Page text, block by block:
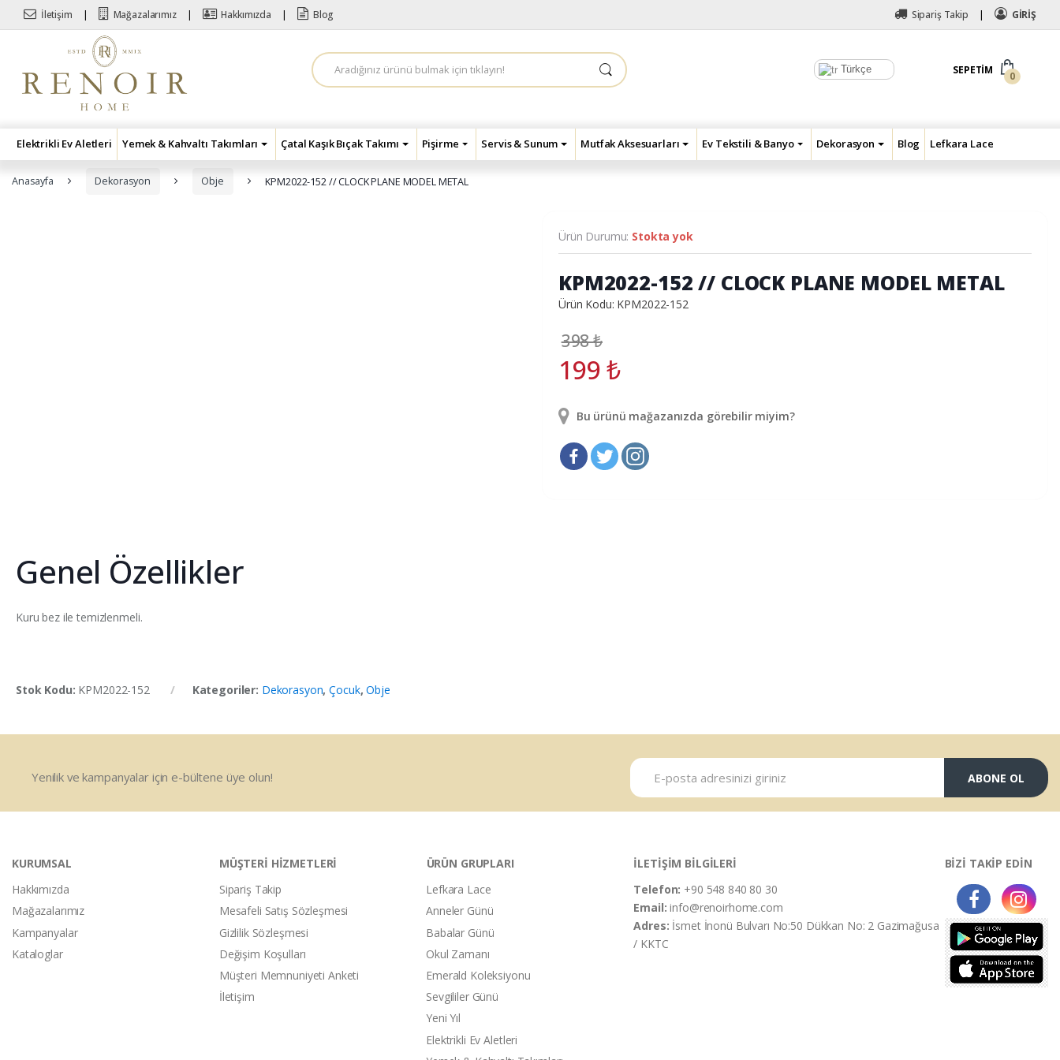
Skip to navigation
Skip to content
İletişim Mağazalarımız Hakkımızda Blog Sipariş Takip GİRİŞ
Türkçe
A
r
a
SEPETIM
0
Elektrikli Ev Aletleri Yemek & Kahvaltı Takımları Çatal Kaşık Bıçak Takımı Pişirme Servis & Sunum Mutfak Aksesuarları Ev Tekstili & Banyo Dekorasyon Blog Lefkara Lace
Anasayfa Dekorasyon Obje KPM2022-152 // CLOCK PLANE MODEL METAL
Genel Özellikler
Kuru bez ile temizlenmeli.
Stok Kodu: KPM2022-152 Kategoriler: Dekorasyon,Çocuk,Obje
Ürün Durumu: Stokta yok
KPM2022-152 // CLOCK PLANE MODEL METAL
Ürün Kodu: KPM2022-152
398₺
199₺
Bu ürünü mağazanızda görebilir miyim?
Yenilik ve kampanyalar için e-bültene üye olun! ABONE OL
KURUMSAL
Hakkımızda
Mağazalarımız
Kampanyalar
Kataloglar
MÜŞTERİ HİZMETLERİ
Sipariş Takip
Mesafeli Satış Sözleşmesi
Gizlilik Sözleşmesi
Değişim Koşulları
Müşteri Memnuniyeti Anketi
İletişim
ÜRÜN GRUPLARI
Lefkara Lace
Anneler Günü
Babalar Günü
Okul Zamanı
Emerald Koleksiyonu
Sevgililer Günü
Yeni Yıl
Elektrikli Ev Aletleri
İLETİŞİM BİLGİLERİ
Telefon: +90 548 840 80 30
Email:info@renoirhome.com
Adres: İsmet İnonü Bulvarı No:50 Dükkan No: 2 Gazimağusa
/ KKTC
BİZİ TAKİP EDİN